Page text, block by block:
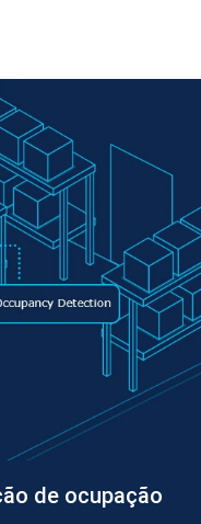
de ocupação